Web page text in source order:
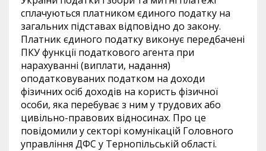
сплачуються платником єдиного податку на
загальних підставах відповідно до закону.
Платник єдиного податку виконує передбачені
ПКУ функції податкового агента при
нарахуванні (виплати, надання)
оподатковуваних податком на доходи
фізичних осіб доходів на користь фізичної
особи, яка перебуває з ним у трудових або
цивільно-правових відносинах. Про це
повідомили у секторі комунікацій Головного
управління ДФС у Тернопільській області.